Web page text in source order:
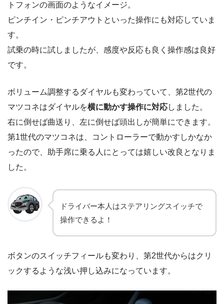
トフォンの画面のようなイメージ。
ピンチイン・ピンチアウトといった操作にも対応していま
す。
試乗の時に試しましたが、感度や反応も良く操作感は良好
です。
ボリューム調整するダイヤルも変わっていて、第2世代の
マツコネはダイヤルを横に動かす操作に対応しました。
右に倒せば曲送り、左に倒せば頭出しが簡単にできます。
第1世代のマツコネは、コントローラーで動かすしかなか
ったので、助手席に乗る人にとっては嬉しい改良となりま
した。
ドライバー本人はステアリングスイッチで
操作できるよ！
ボタンのスイッチフィールも変わり、第2世代からはクリ
ックするような浅い押し込みになっています。